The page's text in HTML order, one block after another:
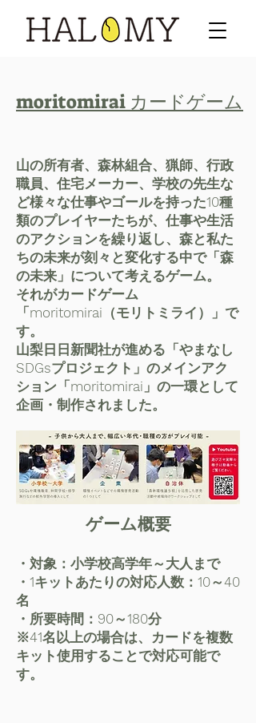
ゲームで学べること
1. 森の役割と私たちの生活との関わ
3. 経済活動と森林資源の好循環を生
むことが持続可能な森作りへ繋がる
moritomirai カードゲーム
山の所有者、森林組合、猟師、行政
職員、住宅メーカー、学校の先生な
ど様々な仕事やゴールを持った10種
類のプレイヤーたちが、仕事や生活
のアクションを繰り返し、森と私た
ちの未来が刻々と変化する中で「森
の未来」について考えるゲーム。
それがカードゲーム
「moritomirai（モリトミライ）」で
す。
山梨日日新聞社が進める「やまなし
SDGsプロジェクト」のメインアク
ション「moritomirai」の一環として
企画・制作されました。
ゲーム概要
・対象：小学校高学年～大人まで
・1キットあたりの対応人数：10～40
名
・所要時間：90～180分
※41名以上の場合は、カードを複数
キット使用することで対応可能で
す。